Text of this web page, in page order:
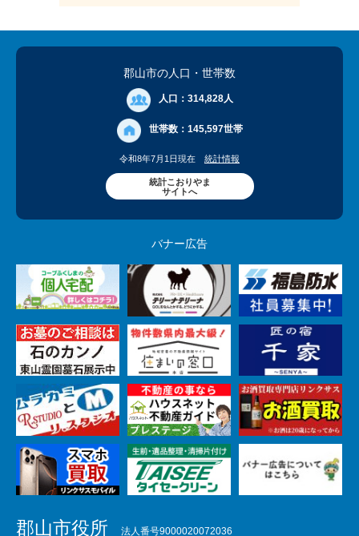
郡山市の人口 ・世帯数
人口： 314,828人
世帯数： 145,597世帯
令和8年7月1日現在 統計情報
統計こおりやま
サイトへ
バナー広告
郡山市役所 法人番号9000020072036